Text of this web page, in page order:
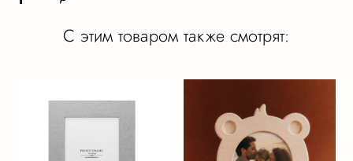
С этим товаром также смотрят: